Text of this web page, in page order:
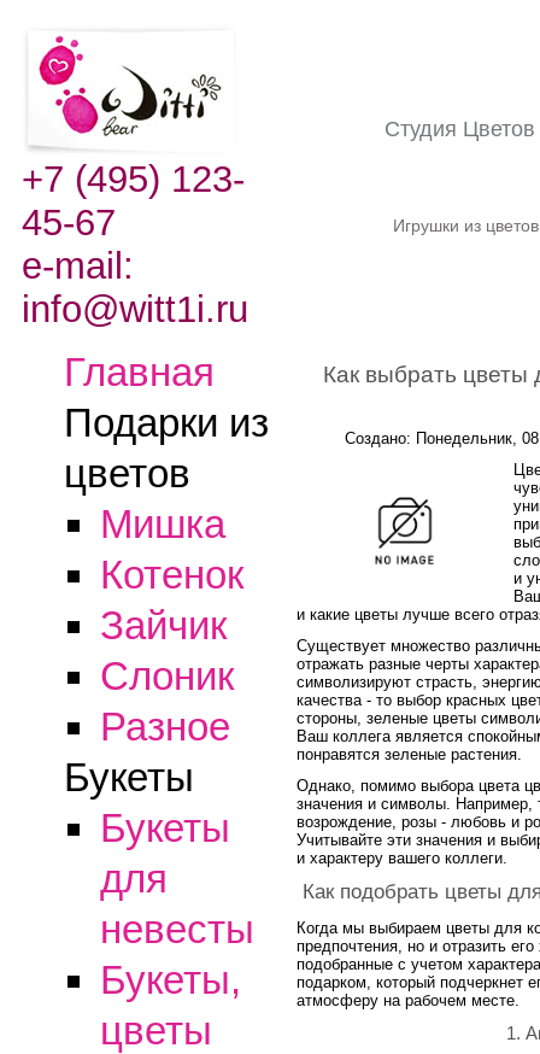
+7 (495) 123-
45-67
e-mail:
info@witt1i.ru
Студия Цветов
Игрушки из
Главная
Подарки из
цветов
Мишка
Котенок
Зайчик
Слоник
Разное
Букеты
Букеты
для
невесты
Букеты,
цветы
Как выбрать цветы
Создано: Понедельник,
и
и какие цветы лучше всего
Существует множество
отражать разные черты
символизируют страсть,
качества - то выбор красных
стороны, зеленые цветы
Ваш коллега является
понравятся зеленые растения.
Однако, помимо выбора цвета
значения и символы. Например,
возрождение, розы - любовь и
Учитывайте эти значения и
и характеру вашего коллеги.
Как подобрать цветы
Когда мы выбираем цветы для
предпочтения, но и отразить
подобранные с учетом
подарком, который подчеркнет
атмосферу на рабочем месте.
1.